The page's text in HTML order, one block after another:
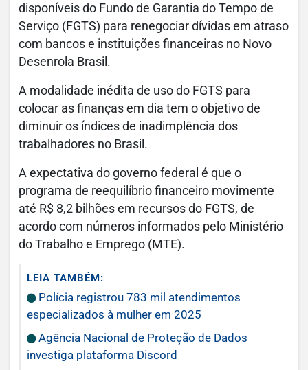
disponíveis do Fundo de Garantia do Tempo de
Serviço (FGTS) para renegociar dívidas em atraso
com bancos e instituições financeiras no Novo
Desenrola Brasil.
A modalidade inédita de uso do FGTS para
colocar as finanças em dia tem o objetivo de
diminuir os índices de inadimplência dos
trabalhadores no Brasil.
A expectativa do governo federal é que o
programa de reequilíbrio financeiro movimente
até R$ 8,2 bilhões em recursos do FGTS, de
acordo com números informados pelo Ministério
do Trabalho e Emprego (MTE).
LEIA TAMBÉM:
Polícia registrou 783 mil atendimentos
especializados à mulher em 2025
Agência Nacional de Proteção de Dados
investiga plataforma Discord